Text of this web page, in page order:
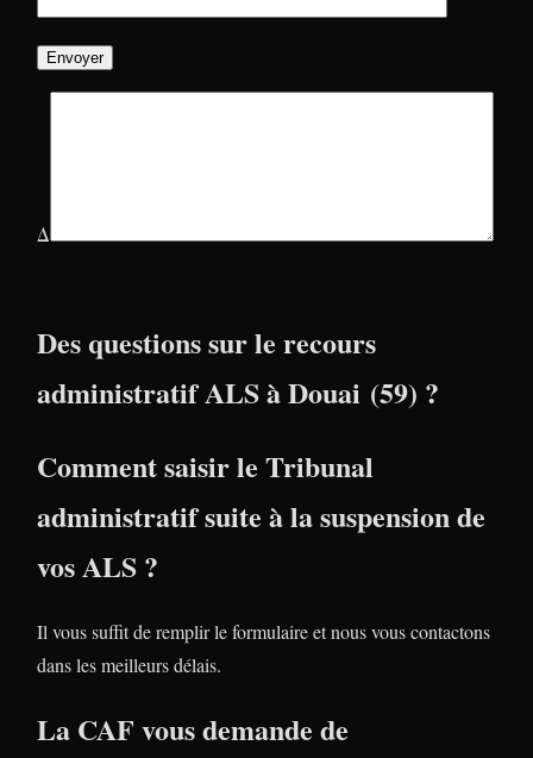
Δ
Des questions sur le recours
administratif ALS à Douai (59) ?
Comment saisir le Tribunal
administratif suite à la suspension de
vos ALS ?
Il vous suffit de remplir le formulaire et nous vous contactons
dans les meilleurs délais.
La CAF vous demande de